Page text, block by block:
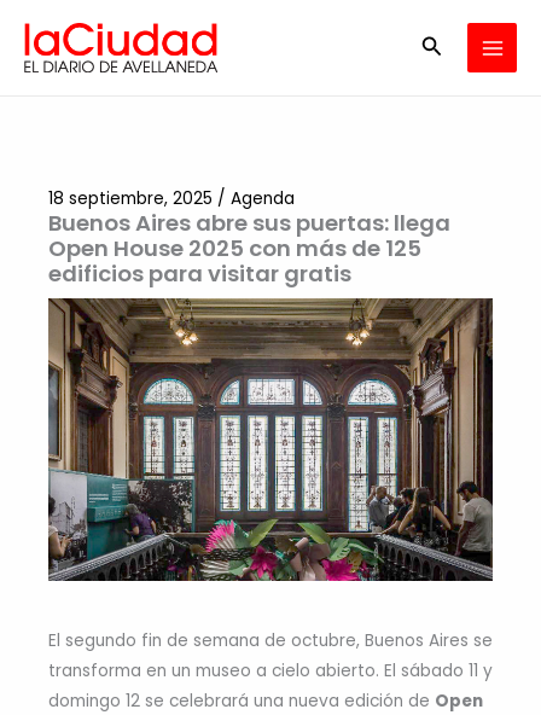
contenido
Buscar
Buenos Aires abre sus puertas: llega
Open House 2025 con más de 125
edificios para visitar gratis
18 septiembre, 2025 / Agenda
El segundo fin de semana de octubre, Buenos Aires se
transforma en un museo a cielo abierto. El sábado 11 y
domingo 12 se celebrará una nueva edición de Open